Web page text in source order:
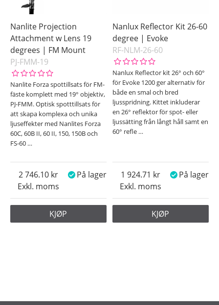
Nanlite Projection
Attachment w Lens 19
degrees | FM Mount
PJ-FMM-19
Nanlite Forza spottillsats för FM-
fäste komplett med 19° objektiv,
PJ-FMM. Optisk spotttillsats för
att skapa komplexa och unika
ljuseffekter med Nanlites Forza
60C, 60B II, 60 II, 150, 150B och
FS-60 …
Exkl. moms
2 746.10 På lager
KJØP
Nanlux Reflector Kit 26-60
degree | Evoke
RF-NLM-26-60
Nanlux Reflector kit 26° och 60°
för Evoke 1200 ger alternativ för
både en smal och bred
ljusspridning. Kittet inkluderar
en 26° reflektor för spot- eller
ljussätting från långt håll samt en
60° refle …
Exkl. moms
1 924.71 På lager
KJØP